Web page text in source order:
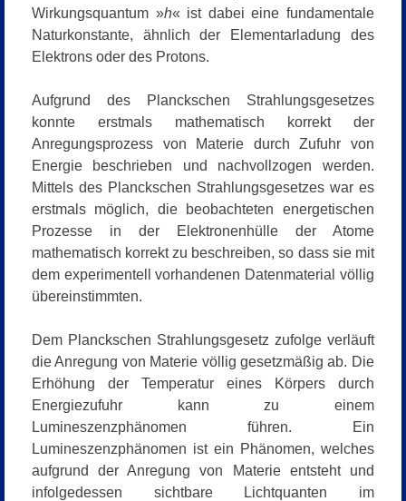
Wirkungsquantum »h« ist dabei eine fundamentale
Naturkonstante, ähnlich der Elementarladung des
Elektrons oder des Protons.
Aufgrund des Planckschen Strahlungsgesetzes
konnte erstmals mathematisch korrekt der
Anregungsprozess von Materie durch Zufuhr von
Energie beschrieben und nachvollzogen werden.
Mittels des Planckschen Strahlungsgesetzes war es
erstmals möglich, die beobachteten energetischen
Prozesse in der Elektronenhülle der Atome
mathematisch korrekt zu beschreiben, so dass sie mit
dem experimentell vorhandenen Datenmaterial völlig
übereinstimmten.
Dem Planckschen Strahlungsgesetz zufolge verläuft
die Anregung von Materie völlig gesetzmäßig ab. Die
Erhöhung der Temperatur eines Körpers durch
Energiezufuhr kann zu einem
Lumineszenzphänomen führen. Ein
Lumineszenzphänomen ist ein Phänomen, welches
aufgrund der Anregung von Materie entsteht und
infolgedessen sichtbare Lichtquanten im